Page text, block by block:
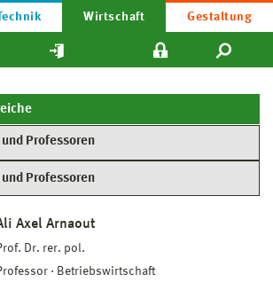
Technik Wirtschaft Gestaltung
Professoren
Professoren
Axel Arnaout
Dr. rer. pol.
Betriebswirtschaft